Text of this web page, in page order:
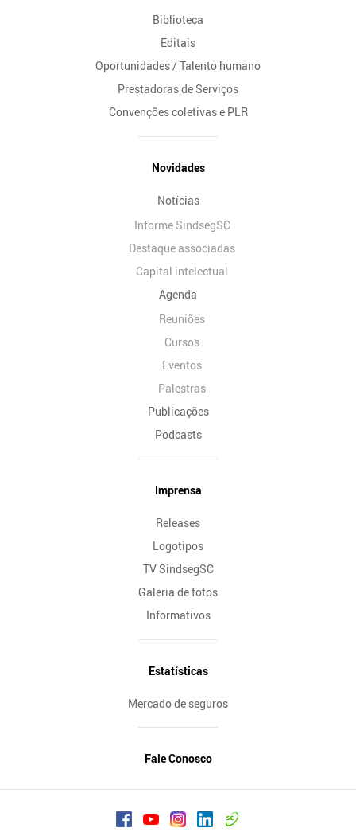
Biblioteca
Editais
Oportunidades / Talento humano
Prestadoras de Serviços
Convenções coletivas e PLR
Novidades
Notícias
Informe SindsegSC
Destaque associadas
Capital intelectual
Agenda
Reuniões
Cursos
Eventos
Palestras
Publicações
Podcasts
Imprensa
Releases
Logotipos
TV SindsegSC
Galeria de fotos
Informativos
Estatísticas
Mercado de seguros
Fale Conosco